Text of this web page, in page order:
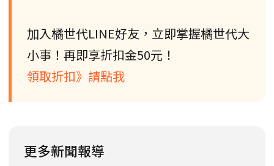
加入橘世代LINE好友，立即掌握橘世代大
小事！再即享折扣金50元！
領取折扣》請點我
更多新聞報導